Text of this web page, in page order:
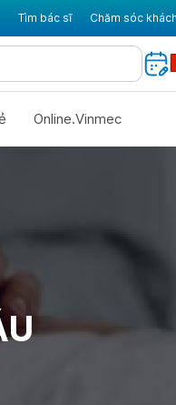
Tìm bác sĩ Chăm sóc
Online.Vinmec